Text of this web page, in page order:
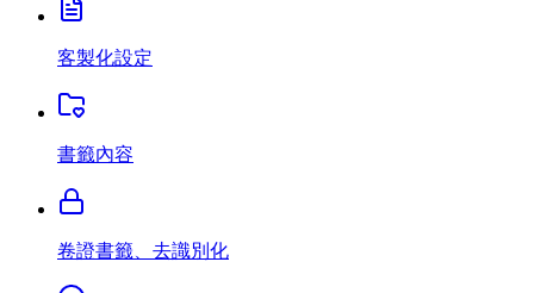
客製化設定
書籤內容
卷證書籤、去識別化